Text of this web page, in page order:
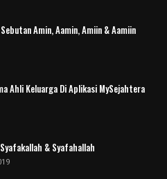
Amin, Aamin, Amiin & Aamiin
Ahli Keluarga Di Aplikasi MySejahtera
& Syafahallah